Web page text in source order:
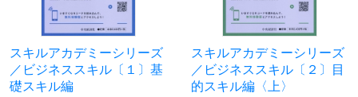
スキルアカデミーシリーズ
／ビジネススキル〔１〕基
礎スキル編
スキルアカデミーシリーズ
／ビジネススキル〔２〕目
的スキル編〈上〉